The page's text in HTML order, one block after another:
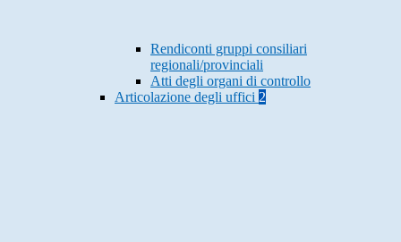
Rendiconti gruppi consiliari
regionali/provinciali
Atti degli organi di controllo
Articolazione degli uffici 2